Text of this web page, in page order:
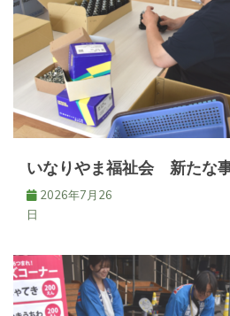
いなりやま福祉会 新たな
2026年7月26
日